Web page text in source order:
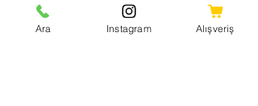
Sosyal Medya
Ara Instagram Alışveriş